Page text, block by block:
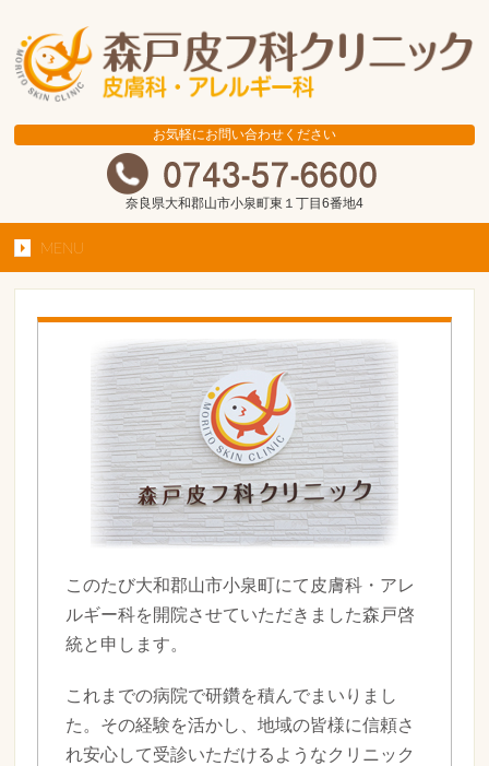
お気軽にお問い合わせください
奈良県大和郡山市小泉町東１丁目6番地4
MENU
このたび大和郡山市小泉町にて皮膚科・アレ
ルギー科を開院させていただきました森戸啓
統と申します。
これまでの病院で研鑽を積んでまいりまし
た。その経験を活かし、地域の皆様に信頼さ
れ安心して受診いただけるようなクリニック